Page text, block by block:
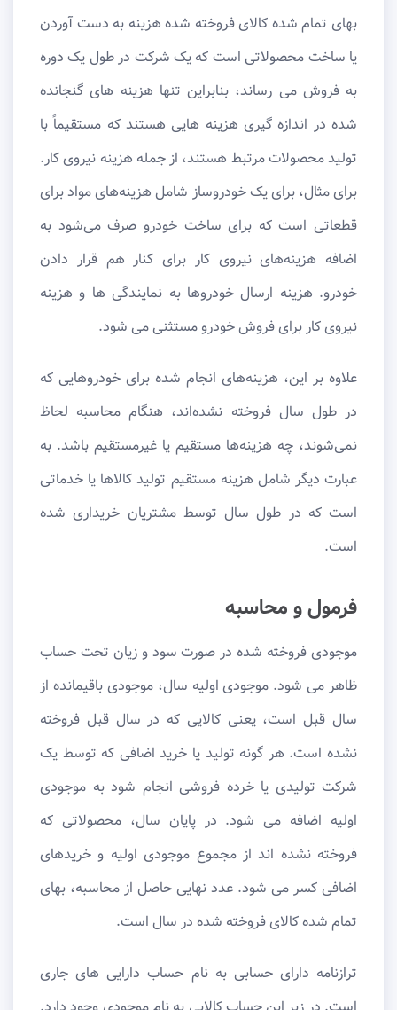
بهای تمام شده کالای فروخته شده هزینه به دست آوردن
یا ساخت محصولاتی است که یک شرکت در طول یک دوره
به فروش می رساند، بنابراین تنها هزینه های گنجانده
شده در اندازه گیری هزینه هایی هستند که مستقیماً با
تولید محصولات مرتبط هستند، از جمله هزینه نیروی کار.
برای مثال، برای یک خودروساز شامل هزینه‌های مواد برای
قطعاتی است که برای ساخت خودرو صرف می‌شود به
اضافه هزینه‌های نیروی کار برای کنار هم قرار دادن
خودرو. هزینه ارسال خودروها به نمایندگی ها و هزینه
نیروی کار برای فروش خودرو مستثنی می شود.
علاوه بر این، هزینه‌های انجام شده برای خودروهایی که
در طول سال فروخته نشده‌اند، هنگام محاسبه لحاظ
نمی‌شوند، چه هزینه‌ها مستقیم یا غیرمستقیم باشد. به
عبارت دیگر شامل هزینه مستقیم تولید کالاها یا خدماتی
است که در طول سال توسط مشتریان خریداری شده
است.
فرمول و محاسبه
موجودی فروخته شده در صورت سود و زیان تحت حساب
ظاهر می شود. موجودی اولیه سال، موجودی باقیمانده از
سال قبل است، یعنی کالایی که در سال قبل فروخته
نشده است. هر گونه تولید یا خرید اضافی که توسط یک
شرکت تولیدی یا خرده فروشی انجام شود به موجودی
اولیه اضافه می شود. در پایان سال، محصولاتی که
فروخته نشده اند از مجموع موجودی اولیه و خریدهای
اضافی کسر می شود. عدد نهایی حاصل از محاسبه، بهای
تمام شده کالای فروخته شده در سال است.
ترازنامه دارای حسابی به نام حساب دارایی های جاری